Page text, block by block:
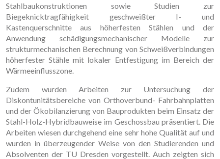
Stahlbaukonstruktionen sowie Studien zur
Biegeknicktragfähigkeit geschweißter I- und
Kastenquerschnitte aus höherfesten Stählen und der
Anwendung schädigungsmechanischer Modelle zur
strukturmechanischen Berechnung von Schweißverbindungen
höherfester Stähle mit lokaler Entfestigung im Bereich der
Wärmeeinflusszone.
Zudem wurden Arbeiten zur Untersuchung der
Diskontunitätsbereiche von Orthoverbund- Fahrbahnplatten
und der Ökobilanzierung von Bauprodukten beim Einsatz der
Stahl-Holz-Hybridbauweise im Geschossbau präsentiert. Die
Arbeiten wiesen durchgehend eine sehr hohe Qualität auf und
wurden in überzeugender Weise von den Studierenden und
Absolventen der TU Dresden vorgestellt. Auch zeigten sich